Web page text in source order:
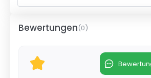
Bewertungen(0)